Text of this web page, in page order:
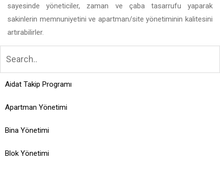
sayesinde yöneticiler, zaman ve çaba tasarrufu yaparak
sakinlerin memnuniyetini ve apartman/site yönetiminin kalitesini
artırabilirler.
Aidat Takip Programı
Apartman Yönetimi
Bina Yönetimi
Blok Yönetimi